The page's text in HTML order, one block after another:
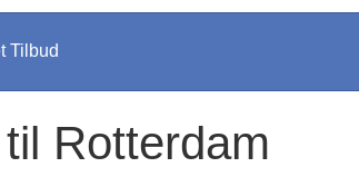
Tilbud
Rotterdam